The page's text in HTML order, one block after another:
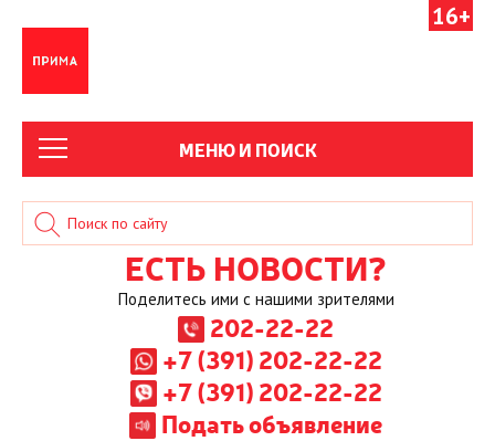
16+
МЕНЮ И ПОИСК
ЕСТЬ НОВОСТИ?
Поделитесь ими с нашими зрителями
202-22-22
+7 (391) 202-22-22
+7 (391) 202-22-22
Подать объявление